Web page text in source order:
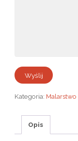
Kategoria: Malarstwo
Opis